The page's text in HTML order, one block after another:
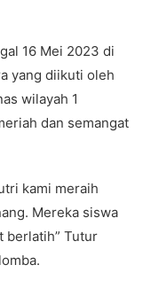
16 Mei 2023 di
yang diikuti oleh
wilayah 1
dan semangat
kami meraih
Mereka siswa
berlatih” Tutur